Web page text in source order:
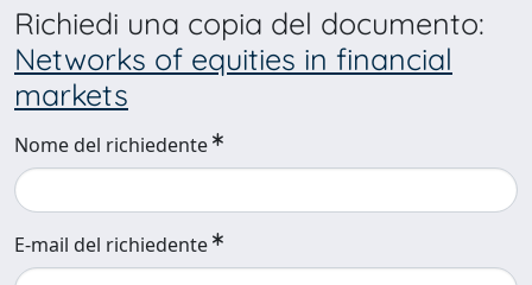
Richiedi una copia del documento:
Networks of equities in financial
markets
Nome del richiedente
E-mail del richiedente